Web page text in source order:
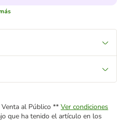
al Público ** Ver condiciones
que ha tenido el artículo en los